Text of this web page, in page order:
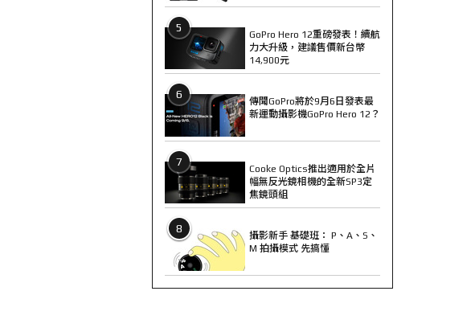
5
GoPro Hero 12重磅發表！續航
力大升級，建議售價新台幣
14,900元
6
傳聞GoPro將於9月6日發表最
新運動攝影機GoPro Hero 12？
7
Cooke Optics推出適用於全片
幅無反光鏡相機的全新SP3定
焦鏡頭組
8
攝影新手 基礎班： P、A、S、
M 拍攝模式 先搞懂